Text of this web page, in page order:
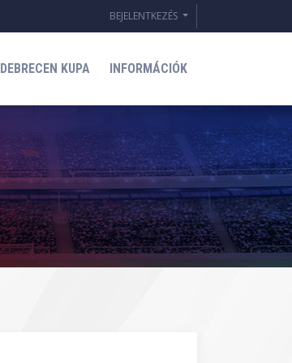
BEJELENTKEZÉS
DEBRECEN KUPA INFORMÁCIÓK